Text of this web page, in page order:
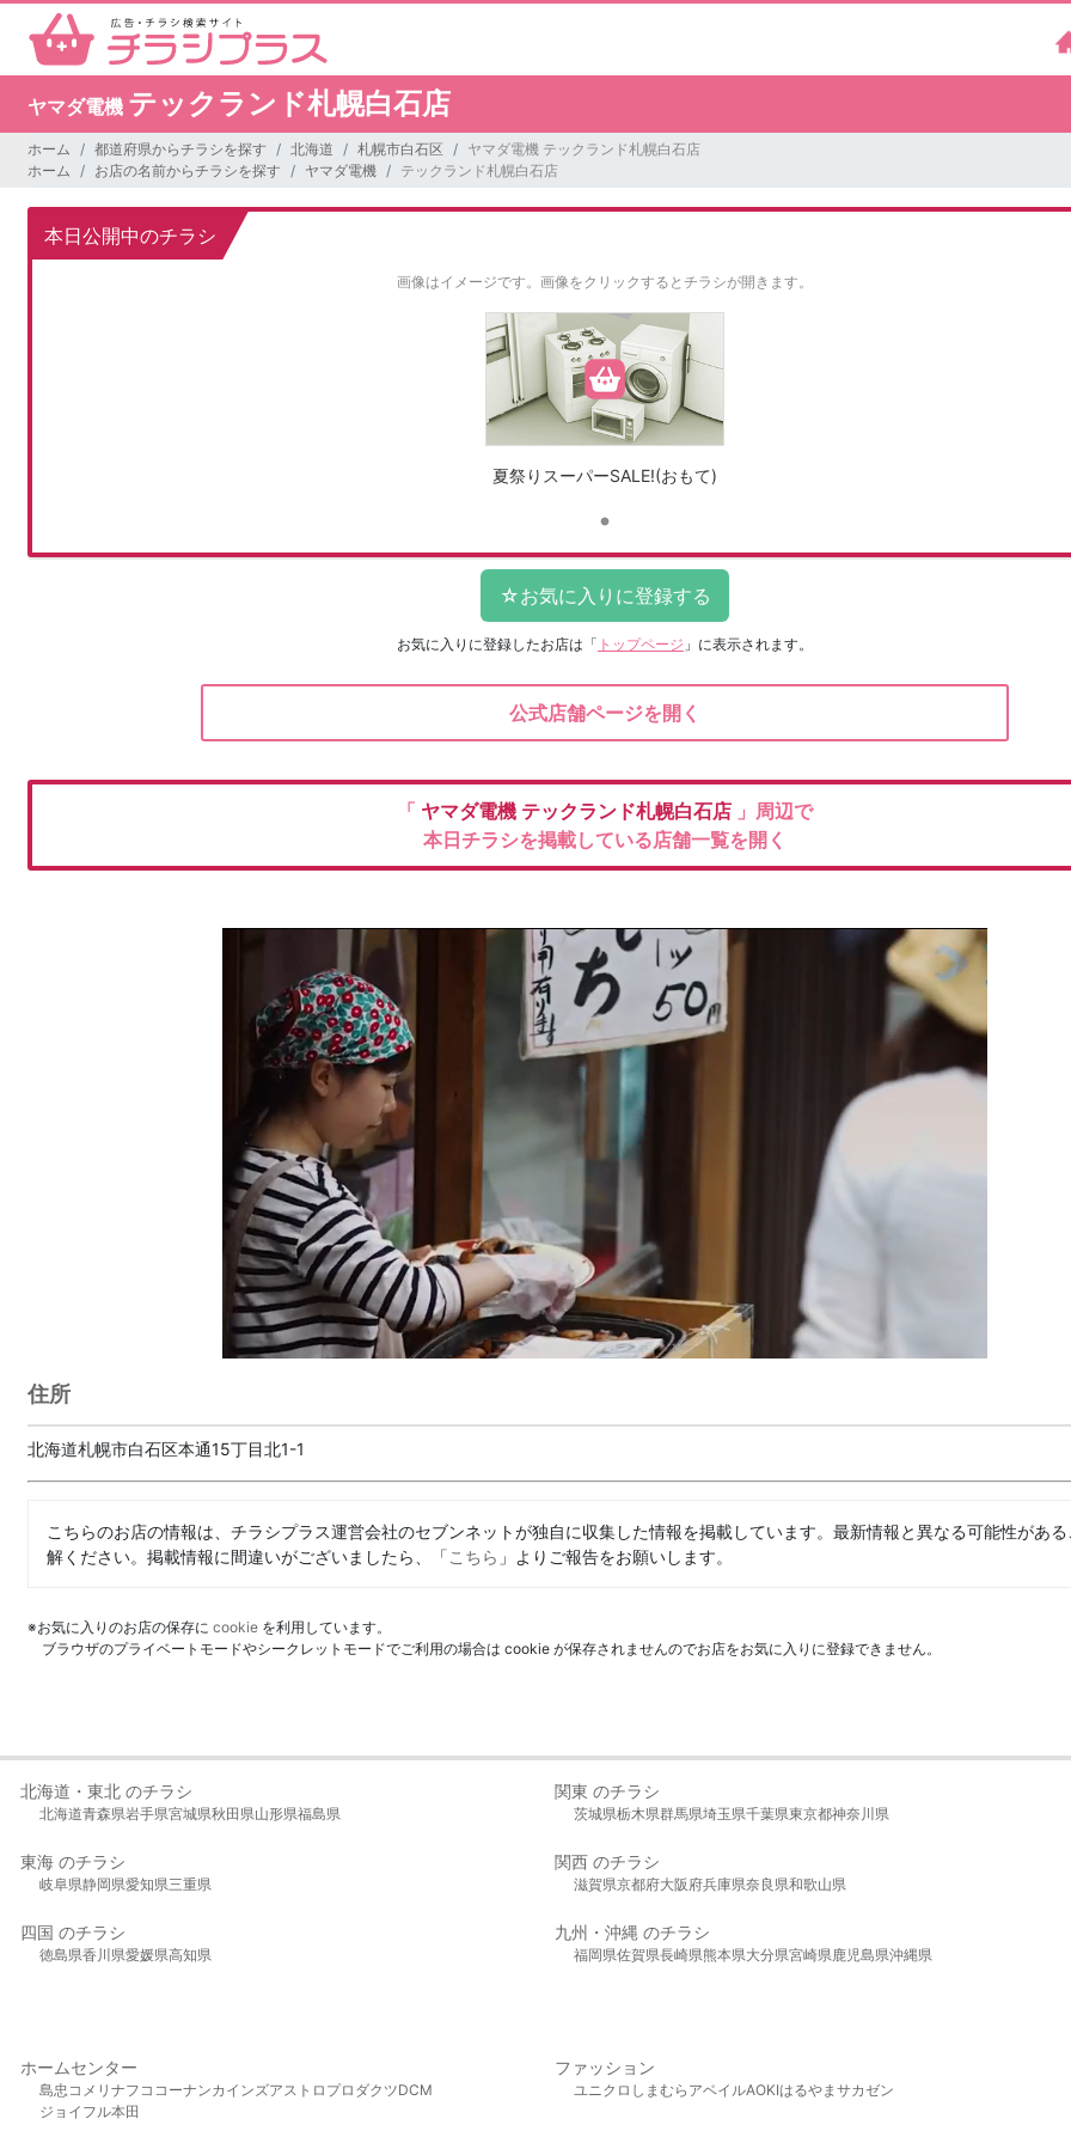
ヤマダ電機 テックランド札幌白石店
ホーム 都道府県からチラシを探す 北海道 札幌市白石区
ヤマダ電機 テックランド札幌白石店
ホーム
お店の名前からチラシを探す ヤマダ電機 テックランド札幌白石店
本日公開中のチラシ
画像はイメージです。 画像をクリックするとチラシが開きます。
夏祭りスーパーSALE!(おもて)
お気に入りに登録したお店は 「 トップページ 」に表示されます。
公式店舗ページを開く
「 ヤマダ電機 テックランド札幌白石店 」周辺で
本日チラシを掲載している店舗一覧を開く
住所
北海道札幌市白石区本通15丁目北1-1
こちらのお店の情報は、チラシプラス運営会社のセブンネットが独自に収集した情報を掲載しています。最新情報と異なる可能性があ
解ください。掲載情報に間違いがございましたら、「こちら 」よりご報告をお願いします。
※お気に入りのお店の保存に cookie を利用しています。
ブラウザのプライベートモードやシークレットモードでご利用の場合は cookie が保存されませんのでお店をお気に入りに登録できません。
北海道・東北 のチラシ
北海道青森県岩手県宮城県秋田県山形県福島県
関東 のチラシ
茨城県栃木県群馬県埼玉県千葉県東京都神奈川県
東海 のチラシ
岐阜県静岡県愛知県三重県
関西 のチラシ
滋賀県京都府大阪府兵庫県奈良県和歌山県
四国 のチラシ
徳島県香川県愛媛県高知県
九州・沖縄 のチラシ
福岡県佐賀県長崎県熊本県大分県宮崎県鹿児島県沖縄県
ホームセンター
島忠 コメリ ナフコ コーナンカインズアストロプロダクツDCM
ジョイフル本田
ファッション
ユニクロ しまむら アベイルAOKIはるやま サカゼン